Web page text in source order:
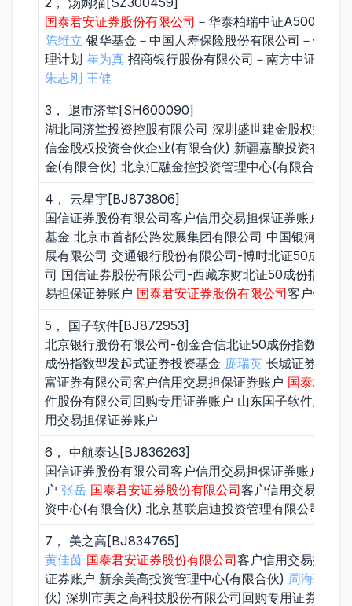
国泰君安证券股份有限公司 －华泰柏瑞中证A500交易
陈维立 银华基金－中国人寿保险股份有限公司－传统
理计划 崔为真 招商银行股份有限公司－南方中证
朱志刚 王健
3， 退市济堂[SH600090]
湖北同济堂投资控股有限公司 深圳盛世建金股权投资
信金股权投资合伙企业(有限合伙) 新疆嘉酿投资有限
金(有限合伙) 北京汇融金控投资管理中心(有限合伙)
4， 云星宇[BJ873806]
国信证券股份有限公司客户信用交易担保证券账户 招
基金 北京市首都公路发展集团有限公司 中国银河证券
展有限公司 交通银行股份有限公司-博时北证50成份
司 国信证券股份有限公司-西藏东财北证50成份指数
易担保证券账户 国泰君安证券股份有限公司客户信用
5， 国子软件[BJ872953]
北京银行股份有限公司-创金合信北证50成份指数增强
成份指数型发起式证券投资基金 庞瑞英 长城证券股份
富证券有限公司客户信用交易担保证券账户 国泰君安
件股份有限公司回购专用证券账户 山东国子软件股份
用交易担保证券账户
6， 中航泰达[BJ836263]
国信证券股份有限公司客户信用交易担保证券账户
户 张岳 国泰君安证券股份有限公司客户信用交易担保
资中心(有限合伙) 北京基联启迪投资管理有限公司
7， 美之高[BJ834765]
黄佳茵 国泰君安证券股份有限公司客户信用交易担保
证券账户 新余美高投资管理中心(有限合伙) 周海珍
伙) 深圳市美之高科技股份有限公司回购专用证券账户